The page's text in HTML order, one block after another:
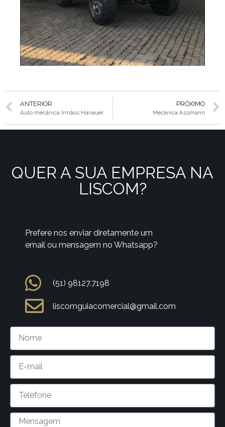
ANTERIOR
Auto mecânica Irmãos Hanauer
PRÓXIMO
Mecânica Assmann
QUER A SUA EMPRESA NA
LISCOM?
Prefere nos enviar diretamente um
email ou mensagem no Whatsapp?
(51) 98127.7198
liscomguiacomercial@gmail.com